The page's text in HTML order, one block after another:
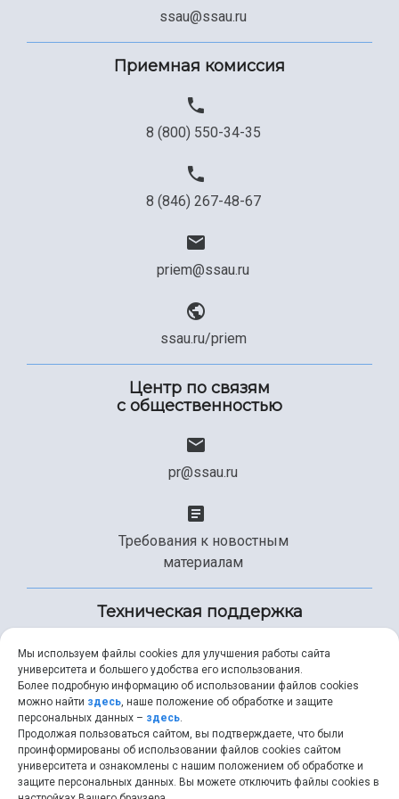
Официальные документы
ssau@ssau.ru
Приемная комиссия
8 (800) 550-34-35
8 (846) 267-48-67
priem@ssau.ru
ssau.ru/priem
Центр по связям
с общественностью
pr@ssau.ru
Требования к новостным
материалам
Техническая поддержка
+7 (846) 267-49-99
help@ssau.ru
Мы используем файлы cookies для улучшения работы сайта
университета и большего удобства его использования.
Более подробную информацию об использовании файлов cookies
можно найти здесь, наше положение об обработке и защите
персональных данных – здесь.
Продолжая пользоваться сайтом, вы подтверждаете, что были
проинформированы об использовании файлов cookies сайтом
университета и ознакомлены с нашим положением об обработке и
защите персональных данных. Вы можете отключить файлы cookies в